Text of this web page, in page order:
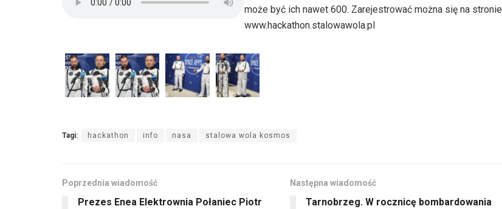
może być ich nawet 600. Zarejestrować można się na stronie
www.hackathon.stalowawola.pl
Tagi: hackathon info nasa stalowa wola kosmos
Poprzednia wiadomość
Prezes Enea Elektrownia Połaniec Piotr
Następna wiadomość
Tarnobrzeg. W rocznicę bombardowania